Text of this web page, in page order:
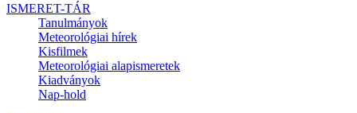
ISMERET-TÁR
Tanulmányok
Meteorológiai hírek
Kisfilmek
Meteorológiai alapismeretek
Kiadványok
Nap-hold